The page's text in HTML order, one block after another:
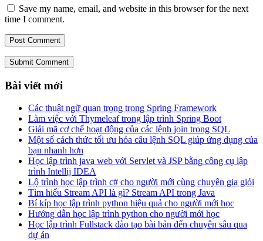
Save my name, email, and website in this browser for the next
time I comment.
Submit Comment
Bài viết mới
Các thuật ngữ quan trọng trong Spring Framework
Làm việc với Thymeleaf trong lập trình Spring Boot
Giải mã cơ chế hoạt động của các lệnh join trong SQL
Một số cách thức tối ưu hóa câu lệnh SQL giúp ứng dụng của
bạn nhanh hơn
Học lập trình java web với Servlet và JSP bằng công cụ lập
trình Intellij IDEA
Lộ trình học lập trình c# cho người mới cùng chuyên gia giỏi
Tìm hiểu Stream API là gì? Stream API trong Java
Bí kíp học lập trình python hiệu quả cho người mới học
Hướng dẫn học lập trình python cho người mới học
Học lập trình Fullstack đào tạo bài bản đến chuyên sâu qua
dự án